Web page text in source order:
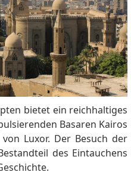
bietet ein reichhaltiges
Basaren Kairos
Luxor. Der Besuch der
des Eintauchens